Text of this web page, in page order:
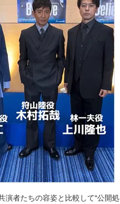
演者たちの容姿と比較して“公開処